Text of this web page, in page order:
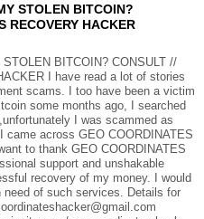
STOLEN BITCOIN?
RECOVERY HACKER
BITCOIN? CONSULT //
I have read a lot of stories
scams. I too have been a victim
some months ago, I searched
I was scammed as
across GEO COORDINATES
to thank GEO COORDINATES
support and unshakable
recovery of my money. I would
of such services. Details for